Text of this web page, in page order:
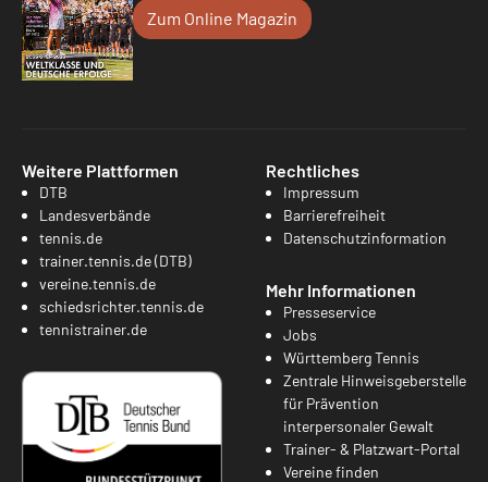
Zum Online Magazin
Weitere Plattformen
DTB
Landesverbände
tennis.de
trainer.tennis.de (DTB)
vereine.tennis.de
schiedsrichter.tennis.de
tennistrainer.de
Rechtliches
Impressum
Barrierefreiheit
Datenschutzinformation
Mehr Informationen
Presseservice
Jobs
Württemberg Tennis
Zentrale Hinweisgeberstelle
für Prävention
interpersonaler Gewalt
Trainer- & Platzwart-Portal
Vereine finden